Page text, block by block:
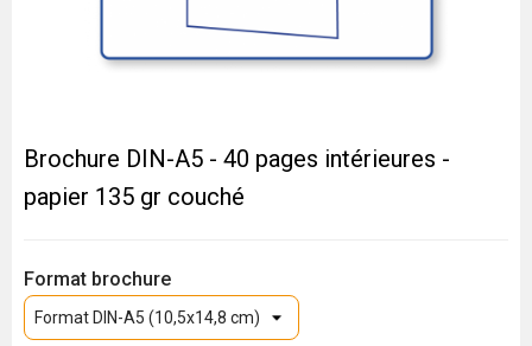
Brochure DIN-A5 - 40 pages intérieures -
papier 135 gr couché
Format brochure